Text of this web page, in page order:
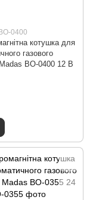
0400
котушка для
газового
ВО-0400 12 В